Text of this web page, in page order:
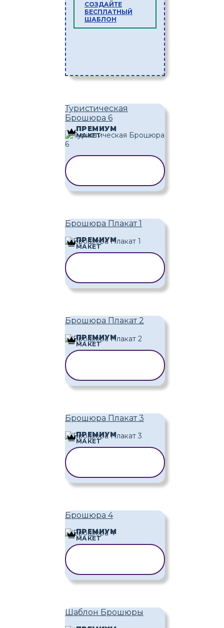
СОЗДАЙТЕ
БЕСПЛАТНЫЙ
ШАБЛОН
Туристическая
Брошюра 6
ПРЕМИУМ
МАКЕТ
Брошюра Плакат 1
ПРЕМИУМ
МАКЕТ
Брошюра Плакат 2
ПРЕМИУМ
МАКЕТ
Брошюра Плакат 3
ПРЕМИУМ
МАКЕТ
Брошюра 4
ПРЕМИУМ
МАКЕТ
Шаблон Брошюры